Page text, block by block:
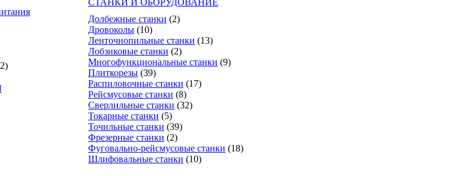
СТАНКИ И ОБОРУДОВАНИЕ
Долбежные станки (2)
Дровоколы (10)
Ленточнопильные станки (13)
Лобзиковые станки (2)
Многофункциональные станки (9)
Плиткорезы (39)
Распиловочные станки (17)
Рейсмусовые станки (8)
Сверлильные станки (32)
Токарные станки (5)
Точильные станки (39)
Фрезерные станки (2)
Фуговально-рейсмусовые станки (18)
Шлифовальные станки (10)